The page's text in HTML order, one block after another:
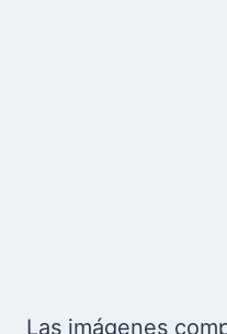
Las imágenes